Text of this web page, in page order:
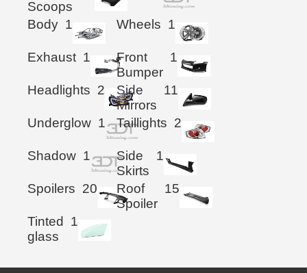
Scoops
Body 1 Wheels 1
Exhaust 1
Front
Bumper
1
Headlights 2
Side
Mirrors
11
Underglow 1 Taillights 2
Shadow 1
Side
Skirts
1
Spoilers 20
Roof
Spoiler
15
Tinted
glass
1